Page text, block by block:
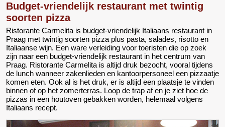
Budget-vriendelijk restaurant met twintig
soorten pizza
Ristorante Carmelita is budget-vriendelijk Italiaans restaurant in
Praag met twintig soorten pizza plus pasta, salades, risotto en
Italiaanse wijn. Een ware verleiding voor toeristen die op zoek
zijn naar een budget-vriendelijk restaurant in het centrum van
Praag. Ristorante Carmelita is altijd druk bezocht, vooral tijdens
de lunch wanneer zakenlieden en kantoorpersoneel een pizzaatje
komen eten. Ook al is het druk, er is altijd een plaatsje te vinden
binnen of op het zomerterras. Loop de trap af en je ziet hoe de
pizzas in een houtoven gebakken worden, helemaal volgens
Italiaans recept.